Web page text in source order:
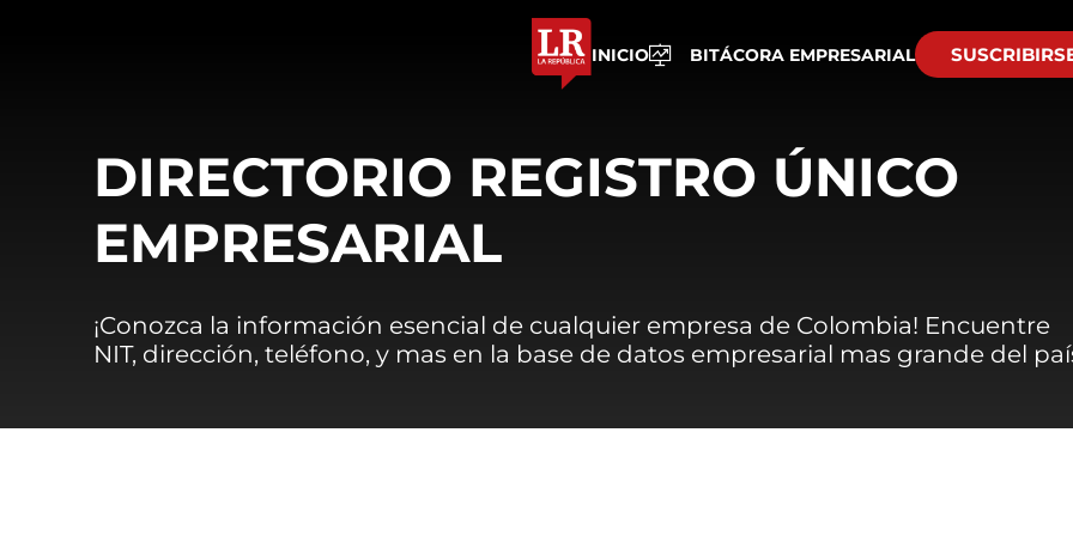
INICIO BITÁCORA EMPRESARIAL
DIRECTORIO REGISTRO ÚNICO
EMPRESARIAL
¡Conozca la información esencial de cualquier empresa de Colombia! Encuentre
NIT, dirección, teléfono, y mas en la base de datos empresarial mas grande del